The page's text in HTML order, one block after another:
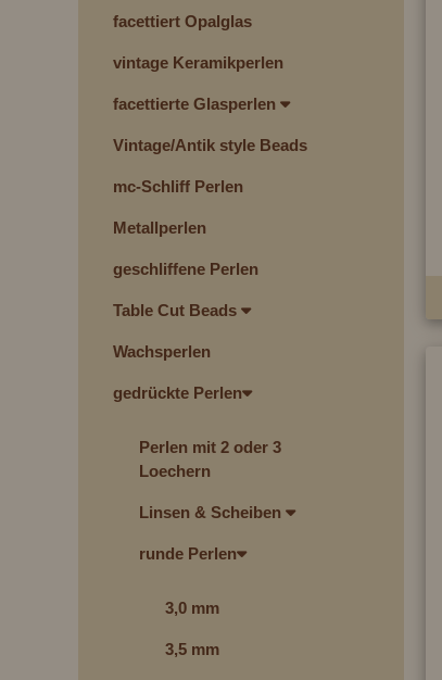
facettiert Opalglas
vintage Keramikperlen
facettierte Glasperlen
Vintage/Antik style Beads
mc-Schliff Perlen
Metallperlen
geschliffene Perlen
Table Cut Beads
Wachsperlen
gedrückte Perlen
Perlen mit 2 oder 3
Loechern
Linsen & Scheiben
runde Perlen
3,0 mm
3,5 mm